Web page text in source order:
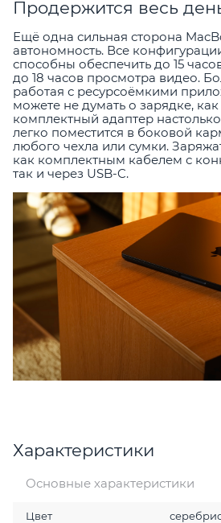
Продержится весь
Ещё одна сильная сторона
автономность. Все
способны обеспечить до 15
до 18 часов просмотра видео.
работая с ресурсоёмкими
можете не думать о зарядке,
комплектный адаптер
легко поместится в боковой
любого чехла или сумки.
как комплектным кабелем с
так и через USB-C.
Характеристики
Основные характеристики
Цвет